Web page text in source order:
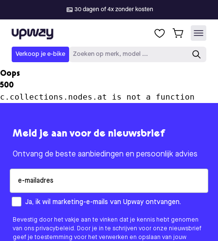
30 dagen of 4x zonder kosten
Upway
Verkoop je e-bike Zoeken op merk, model ...
Oops
500
c.collections.nodes.at is not a function
Meld je aan voor de nieuwsbrief
Ontvang de beste aanbiedingen en persoonlijk advies
How would you like to hear from us?
Ja, ik wil marketing-e-mails van Upway ontvangen.
Bevestig door het vakje aan te vinken dat je kennis hebt genomen
van ons privacybeleid. Door je in te schrijven voor onze nieuwsbrief
geef je toestemming voor het verwerken en opslaan van jouw